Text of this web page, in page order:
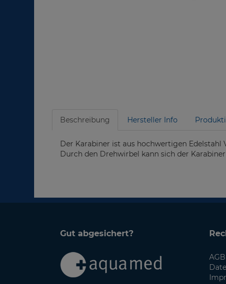
Beschreibung Hersteller Info
Der Karabiner ist aus hochwertigen Edelstahl
Durch den Drehwirbel kann sich der
Gut abgesichert?